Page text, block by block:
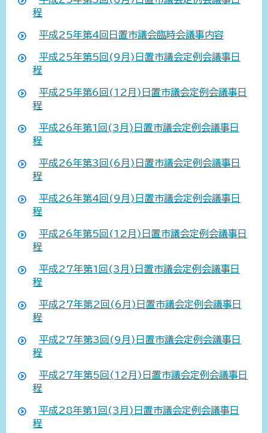
程
平成25年第4回日置市議会臨時会議事内容
平成25年第5回(9月)日置市議会定例会議事日
程
平成25年第6回(12月)日置市議会定例会議事日
程
平成26年第1回(3月)日置市議会定例会議事日
程
平成26年第3回(6月)日置市議会定例会議事日
程
平成26年第4回(9月)日置市議会定例会議事日
程
平成26年第5回(12月)日置市議会定例会議事日
程
平成27年第1回(3月)日置市議会定例会議事日
程
平成27年第2回(6月)日置市議会定例会議事日
程
平成27年第3回(9月)日置市議会定例会議事日
程
平成27年第5回(12月)日置市議会定例会議事日
程
平成28年第1回(3月)日置市議会定例会議事日
程